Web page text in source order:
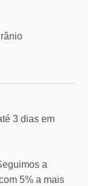
3 dias em
a
5% a mais